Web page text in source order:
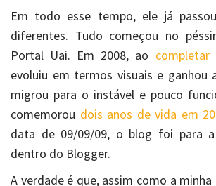
Em todo esse tempo, ele já
diferentes. Tudo começou no
Portal Uai. Em 2008, ao completar
evoluiu em termos visuais e ganhou
migrou para o instável e pouco
comemorou dois anos de vida em
data de 09/09/09, o blog foi para
dentro do Blogger.
A verdade é que, assim como a minha